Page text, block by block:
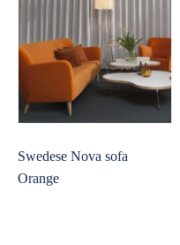
Swedese Nova sofa
Orange